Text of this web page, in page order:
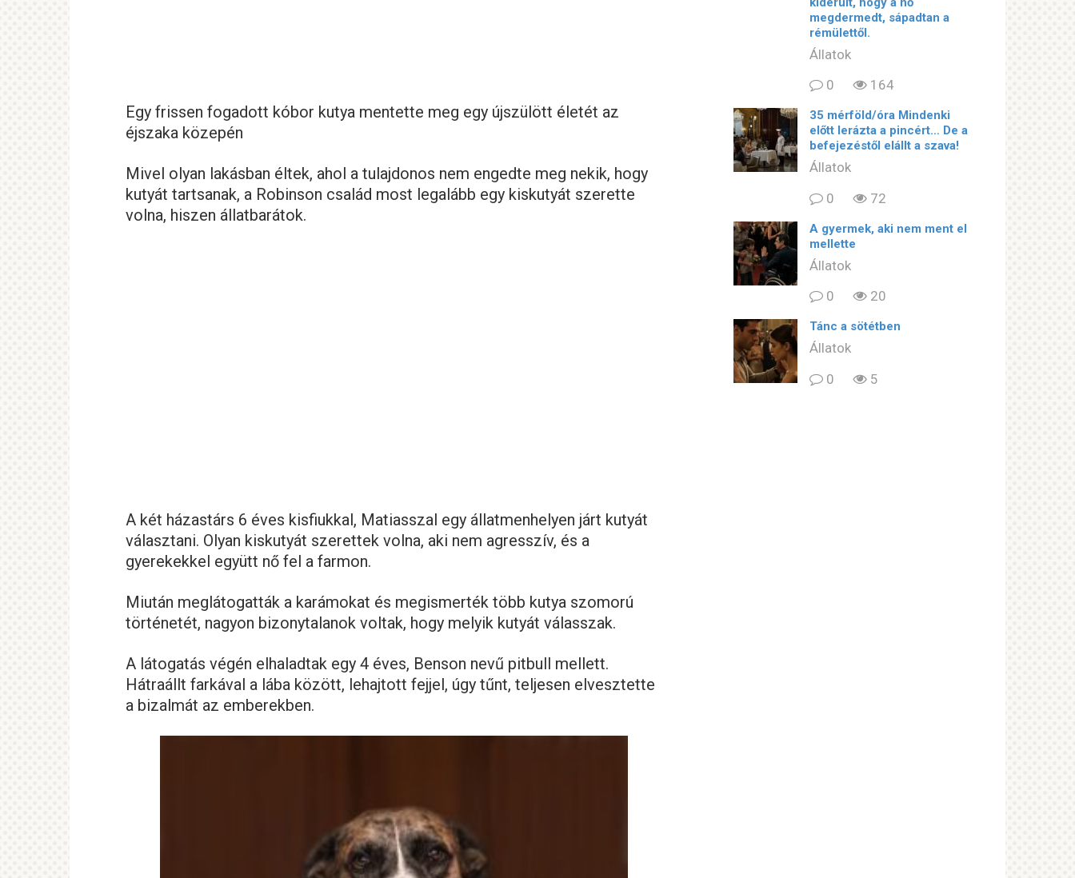
Egy frissen fogadott kóbor kutya mentette meg egy újszülött életét az
éjszaka közepén
Mivel olyan lakásban éltek, ahol a tulajdonos nem engedte meg nekik, hogy
kutyát tartsanak, a Robinson család most legalább egy kiskutyát szerette
volna, hiszen állatbarátok.
A két házastárs 6 éves kisfiukkal, Matiasszal egy állatmenhelyen járt kutyát
választani. Olyan kiskutyát szerettek volna, aki nem agresszív, és a
gyerekekkel együtt nő fel a farmon.
Miután meglátogatták a karámokat és megismerték több kutya szomorú
történetét, nagyon bizonytalanok voltak, hogy melyik kutyát válasszak.
A látogatás végén elhaladtak egy 4 éves, Benson nevű pitbull mellett.
Hátraállt farkával a lába között, lehajtott fejjel, úgy tűnt, teljesen elvesztette
a bizalmát az emberekben.
megdermedt, sápadtan a
rémülettől.
Állatok
0
164
35 mérföld/óra Mindenki
előtt lerázta a pincért… De a
befejezéstől elállt a szava!
Állatok
0
72
A gyermek, aki nem ment el
mellette
Állatok
0
20
Tánc a sötétben
Állatok
0
5